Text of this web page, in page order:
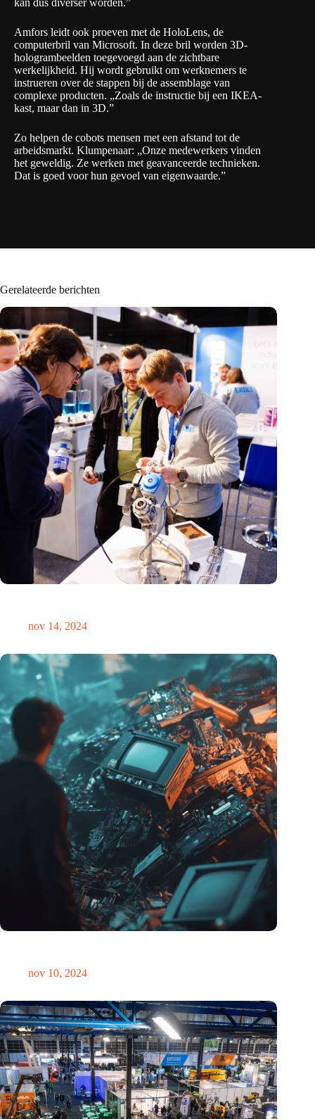
kan dus diverser worden.”
Amfors leidt ook proeven met de HoloLens, de
computerbril van Microsoft. In deze bril worden 3D-
hologrambeelden toegevoegd aan de zichtbare
werkelijkheid. Hij wordt gebruikt om werknemers te
instrueren over de stappen bij de assemblage van
complexe producten. „Zoals de instructie bij een IKEA-
kast, maar dan in 3D.”
Zo helpen de cobots mensen met een afstand tot de
arbeidsmarkt. Klumpenaar: „Onze medewerkers vinden
het geweldig. Ze werken met geavanceerde technieken.
Dat is goed voor hun gevoel van eigenwaarde.”
Gerelateerde berichten
nov 14, 2024
nov 10, 2024